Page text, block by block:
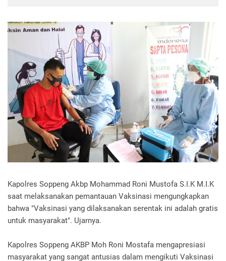
Kapolres Soppeng Akbp Mohammad Roni Mustofa S.I.K M.I.K
saat melaksanakan pemantauan Vaksinasi mengungkapkan
bahwa "Vaksinasi yang dilaksanakan serentak ini adalah gratis
untuk masyarakat". Ujarnya.
Kapolres Soppeng AKBP Moh Roni Mostafa mengapresiasi
masyarakat yang sangat antusias dalam mengikuti Vaksinasi